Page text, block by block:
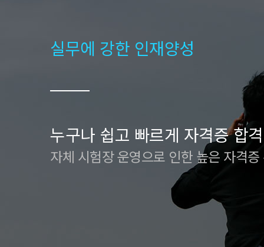
실무에 강한 인재양성
누구나 쉽고 빠르게 자격증 합
자체 시험장 운영으로 인한 높은 자격